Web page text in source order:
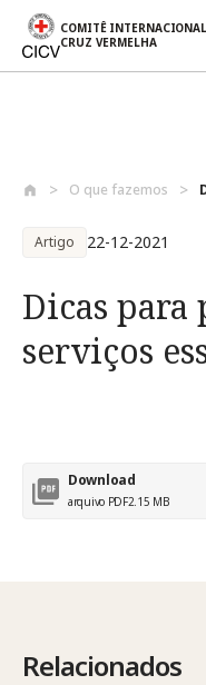
COMITÊ
CRUZ VERMELHA
O que fazemos
Artigo 22-12-2021
Dicas
serviços
Download
arquivo PDF2.15 MB
Relacionados